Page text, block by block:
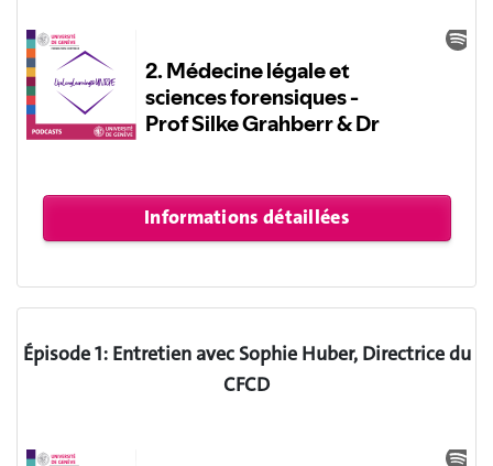
Épisode 1: Entretien avec Sophie Huber, Directrice du
CFCD